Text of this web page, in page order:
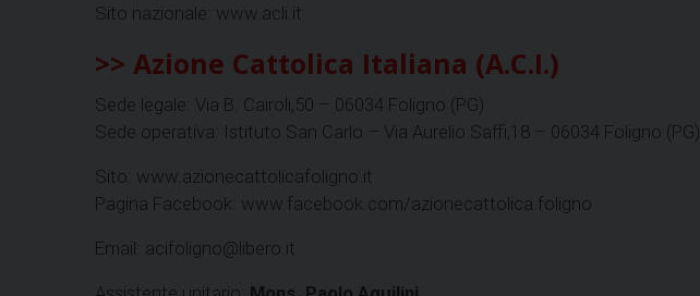
Sito nazionale: www.acli.it
>> Azione Cattolica Italiana (A.C.I.)
Sede legale: Via B. Cairoli,50 – 06034 Foligno (PG)
Sede operativa: Istituto San Carlo – Via Aurelio Saffi,18 – 06034 Foligno (PG)
Sito: www.azionecattolicafoligno.it
Pagina Facebook: www.facebook.com/azionecattolica.foligno
Email: acifoligno@libero.it